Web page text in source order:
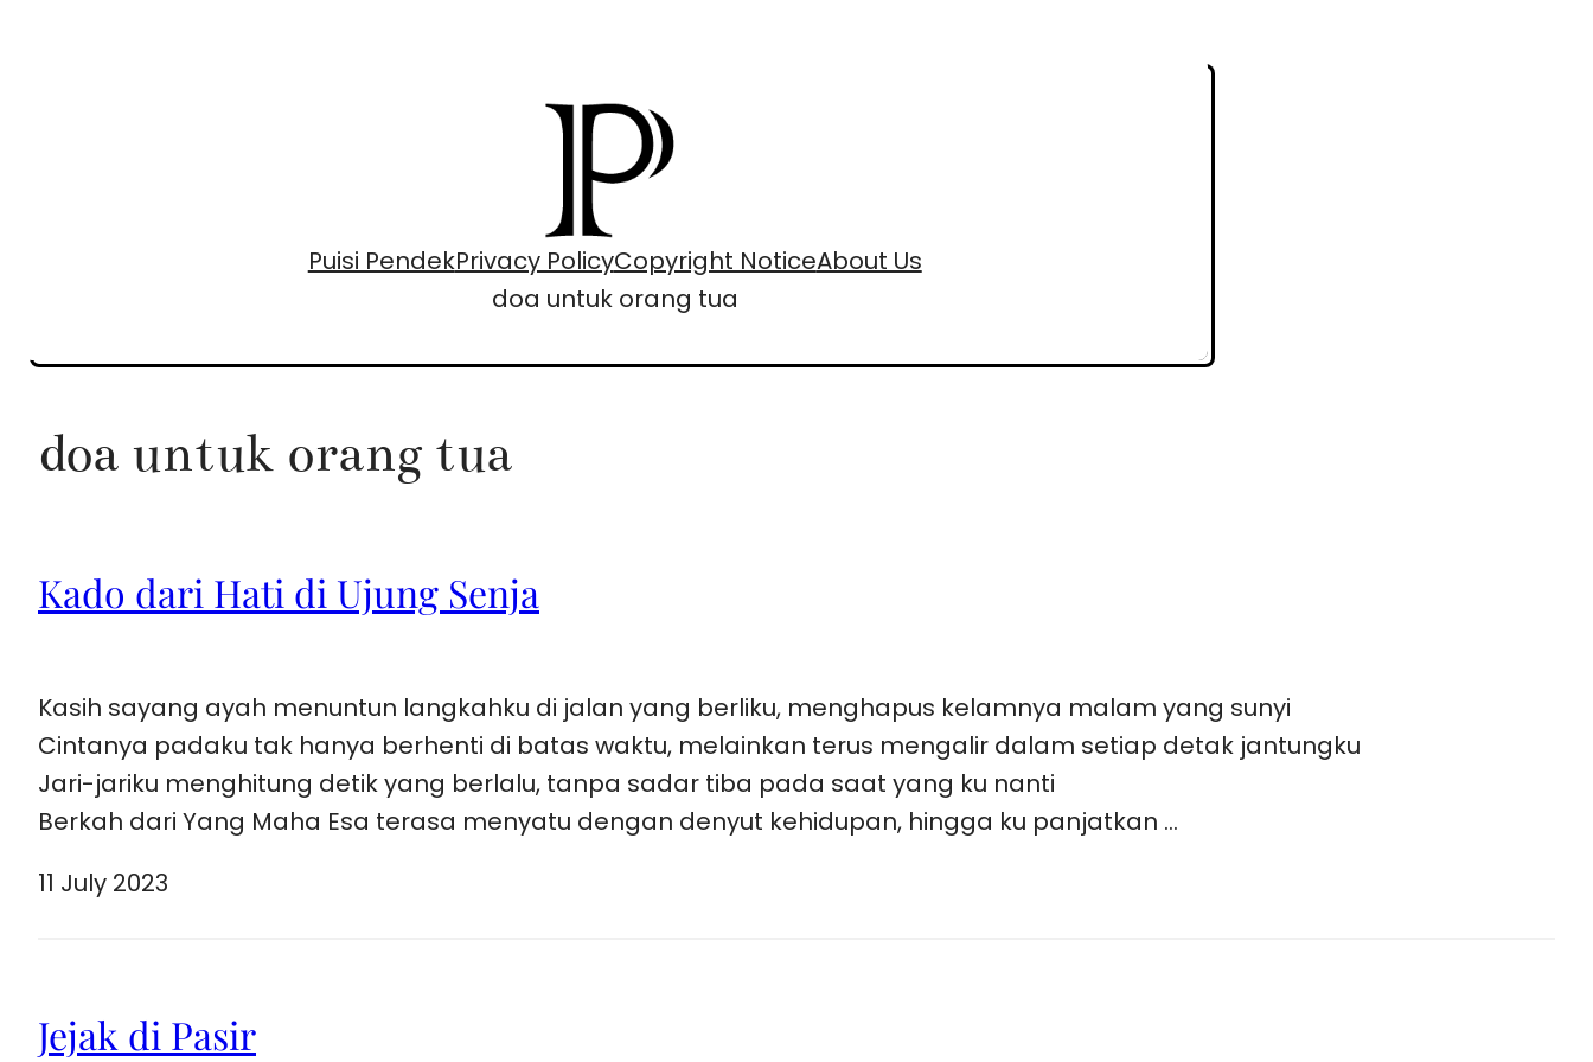
Puisi PendekPrivacy PolicyCopyright NoticeAbout Us
doa untuk orang tua
doa untuk orang tua
Kado dari Hati di Ujung Senja
Kasih sayang ayah menuntun langkahku di jalan yang berliku, menghapus kelamnya malam yang sunyi
Cintanya padaku tak hanya berhenti di batas waktu, melainkan terus mengalir dalam setiap detak jantungku
Jari-jariku menghitung detik yang berlalu, tanpa sadar tiba pada saat yang ku nanti
Berkah dari Yang Maha Esa terasa menyatu dengan denyut kehidupan, hingga ku panjatkan …
11 July 2023
Jejak di Pasir